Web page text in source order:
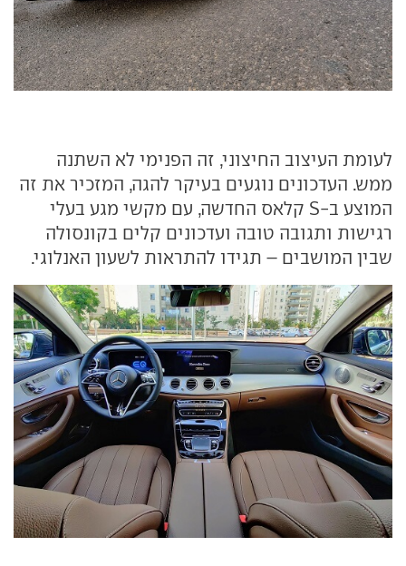
לעומת העיצוב החיצוני, זה הפנימי לא השתנה
ממש. העדכונים נוגעים בעיקר להגה, המזכיר את זה
המוצע ב-S קלאס החדשה, עם מקשי מגע בעלי
רגישות ותגובה טובה ועדכונים קלים בקונסולה
שבין המושבים – תגידו להתראות לשעון האנלוגי.